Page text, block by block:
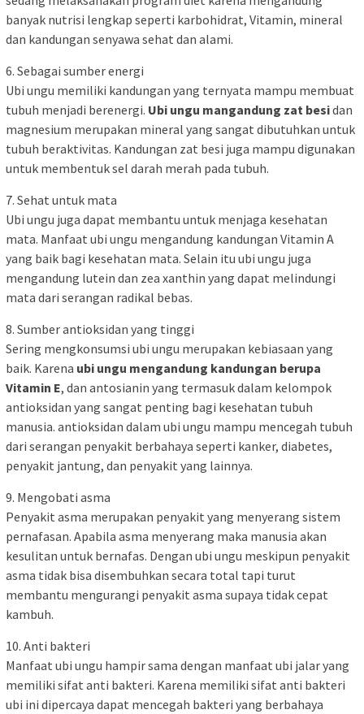
banyak nutrisi lengkap seperti karbohidrat, Vitamin, mineral
dan kandungan senyawa sehat dan alami.
6. Sebagai sumber energi
Ubi ungu memiliki kandungan yang ternyata mampu membuat
tubuh menjadi berenergi. Ubi ungu mangandung zat besidan
magnesium merupakan mineral yang sangat dibutuhkan untuk
tubuh beraktivitas. Kandungan zat besi juga mampu digunakan
untuk membentuk sel darah merah pada tubuh.
7. Sehat untuk mata
Ubi ungu juga dapat membantu untuk menjaga kesehatan
mata. Manfaat ubi ungu mengandung kandungan Vitamin A
yang baik bagi kesehatan mata. Selain itu ubi ungu juga
mengandung lutein dan zea xanthin yang dapat melindungi
mata dari serangan radikal bebas.
8. Sumber antioksidan yang tinggi
Sering mengkonsumsi ubi ungu merupakan kebiasaan yang
baik. Karena ubi ungu mengandung kandungan berupa
Vitamin E, dan antosianin yang termasuk dalam kelompok
antioksidan yang sangat penting bagi kesehatan tubuh
manusia. antioksidan dalam ubi ungu mampu mencegah tubuh
dari serangan penyakit berbahaya seperti kanker, diabetes,
penyakit jantung, dan penyakit yang lainnya.
9. Mengobati asma
Penyakit asma merupakan penyakit yang menyerang sistem
pernafasan. Apabila asma menyerang maka manusia akan
kesulitan untuk bernafas. Dengan ubi ungu meskipun penyakit
asma tidak bisa disembuhkan secara total tapi turut
membantu mengurangi penyakit asma supaya tidak cepat
kambuh.
10. Anti bakteri
Manfaat ubi ungu hampir sama dengan manfaat ubi jalar yang
memiliki sifat anti bakteri. Karena memiliki sifat anti bakteri
ubi ini dipercaya dapat mencegah bakteri yang berbahaya